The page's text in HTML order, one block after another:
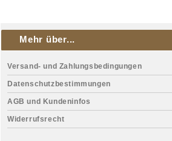
Mehr über...
Versand- und Zahlungsbedingungen
Datenschutzbestimmungen
AGB und Kundeninfos
Widerrufsrecht